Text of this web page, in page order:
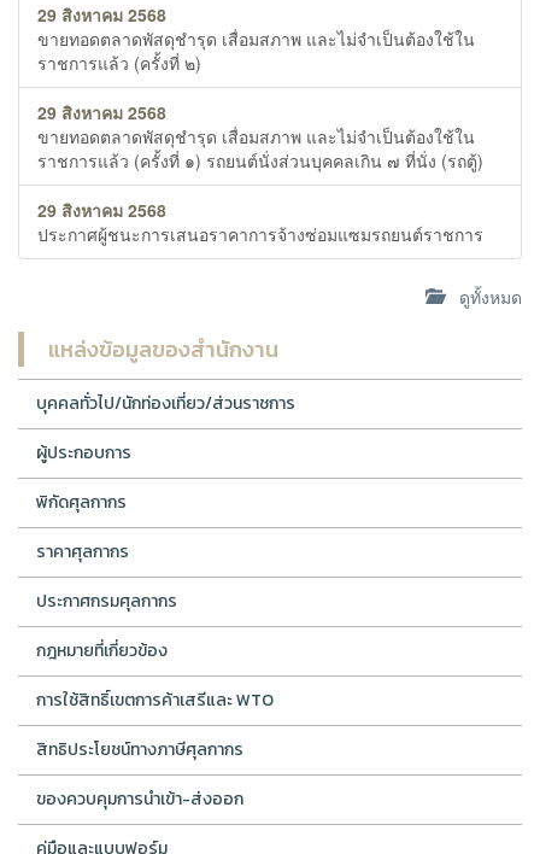
29 สิงหาคม 2568
ขายทอดตลาดพัสดุชำรุด เสื่อมสภาพ และไม่จำเป็นต้องใช้ใน
ราชการแล้ว (ครั้งที่ ๒)
29 สิงหาคม 2568
ขายทอดตลาดพัสดุชำรุด เสื่อมสภาพ และไม่จำเป็นต้องใช้ใน
ราชการแล้ว (ครั้งที่ ๑) รถยนต์นั่งส่วนบุคคลเกิน ๗ ที่นั่ง (รถตู้)
29 สิงหาคม 2568
ประกาศผู้ชนะการเสนอราคาการจ้างซ่อมแซมรถยนต์ราชการ
ดูทั้งหมด
แหล่งข้อมูลของสำนักงาน
บุคคลทั่วไป/นักท่องเที่ยว/ส่วนราชการ
ผู้ประกอบการ
พิกัดศุลกากร
ราคาศุลกากร
ประกาศกรมศุลกากร
กฎหมายที่เกี่ยวข้อง
การใช้สิทธิ์เขตการค้าเสรีและ WTO
สิทธิประโยชน์ทางภาษีศุลกากร
ของควบคุมการนำเข้า-ส่งออก
คู่มือและแบบฟอร์ม